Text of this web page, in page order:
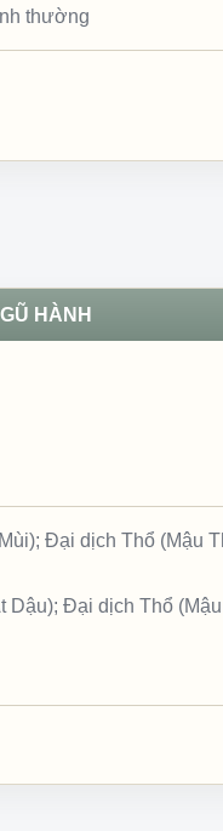
thường
HÀNH
Đại dịch Thổ (Mậu
Dậu); Đại dịch Thổ